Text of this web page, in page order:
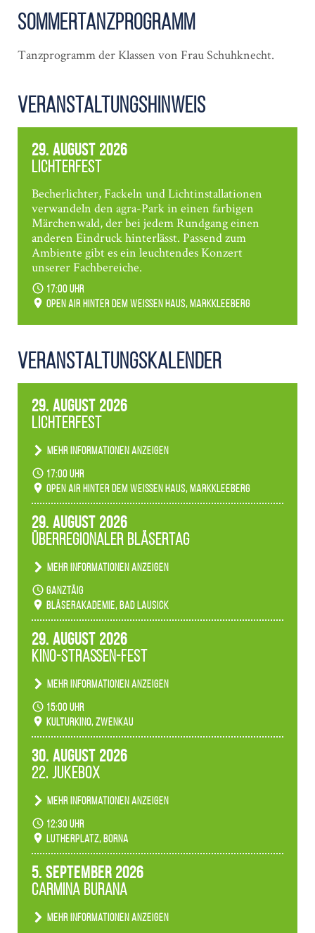
Sommertanzprogramm
Tanzprogramm der Klassen von Frau Schuhknecht.
Veranstaltungshinweis
29. August 2026
Lichterfest
Becherlichter, Fackeln und Lichtinstallationen
verwandeln den agra-Park in einen farbigen
Märchenwald, der bei jedem Rundgang einen
anderen Eindruck hinterlässt. Passend zum
Ambiente gibt es ein leuchtendes Konzert
unserer Fachbereiche.
17:00 Uhr
Open Air hinter dem weißen Haus, Markkleeberg
Veranstaltungs­kalender
29. August 2026
Lichterfest
Mehr Informationen anzeigen
Becherlichter, Fackeln und Lichtinstallationen
verwandeln den agra-Park in einen farbigen
Märchenwald, der bei jedem Rundgang einen
Ambiente gibt es ein leuchtendes Konzert
unserer Fachbereiche.
17:00 Uhr
Open Air hinter dem weißen Haus, Markkleeberg
29. August 2026
Überregionaler Bläsertag
Mehr Informationen anzeigen
Teilnahme der Bläserklassen.
ganztäig
Bläserakademie, Bad Lausick
29. August 2026
Kino-Straßen-Fest
Mehr Informationen anzeigen
Konzert unserer Zwenkauer Schüler und
Schülerinnen zum Fest des Kulturkinos.
15:00 Uhr
Kulturkino, Zwenkau
30. August 2026
22. Jukebox
Mehr Informationen anzeigen
Anlässlicher der 775-Jahrfeier der Stadt Borna
spielen wir noch einmal unser aktuelles
Jukeboxprogramm zum Stadtfest.
12:30 Uhr
Lutherplatz, Borna
5. September 2026
Carmina Burana
Mehr Informationen anzeigen